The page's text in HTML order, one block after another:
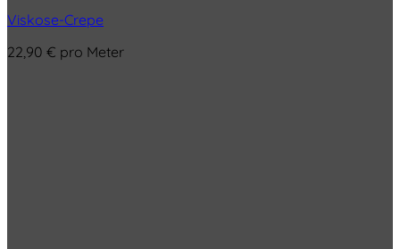
Viskose-Crepe
22,90 € pro Meter